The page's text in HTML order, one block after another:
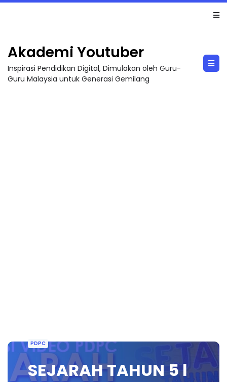
Akademi Youtuber
Inspirasi Pendidikan Digital, Dimulakan oleh Guru-
Guru Malaysia untuk Generasi Gemilang
PDPC
SEJARAH TAHUN 5 l